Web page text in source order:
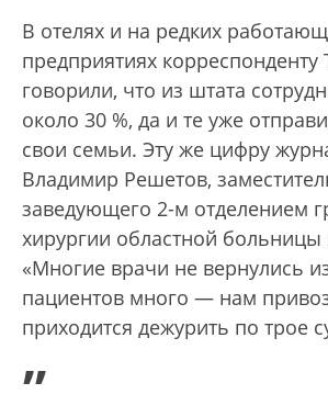
В отелях и на редких
предприятиях корреспонденту
говорили, что из штата
около 30 %, да и те уже
свои семьи. Эту же цифру
Владимир Решетов,
заведующего 2-м отделением
хирургии областной
«Многие врачи не вернулись
пациентов много — нам
приходится дежурить по трое
„